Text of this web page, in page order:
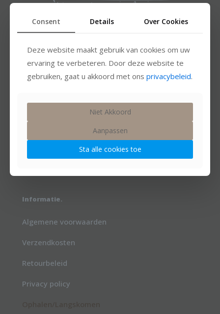
Links.
Home
Over ons
Categorieën
Informatie.
Algemene voorwaarden
Verzendkosten
Retourbeleid
Privacy policy
Consent Details Over Cookies
Deze website maakt gebruik van cookies om uw
ervaring te verbeteren. Door deze website te
gebruiken, gaat u akkoord met ons privacybeleid.
Niet Akkoord
Aanpassen
Sta alle cookies toe